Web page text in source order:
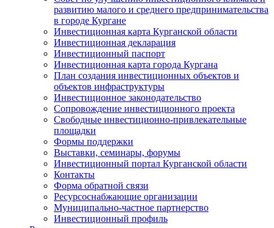
развитию малого и среднего предпринимательства
в городе Кургане
Инвестиционная карта Курганской области
Инвестиционная декларация
Инвестиционный паспорт
Инвестиционная карта города Кургана
План создания инвестиционных объектов и
объектов инфраструктуры
Инвестиционное законодательство
Сопровождение инвестиционного проекта
Свободные инвестиционно-привлекательные
площадки
Формы поддержки
Выставки, семинары, форумы
Инвестиционный портал Курганской области
Контакты
Форма обратной связи
Ресурсоснабжающие организации
Муниципально-частное партнерство
Инвестиционный профиль